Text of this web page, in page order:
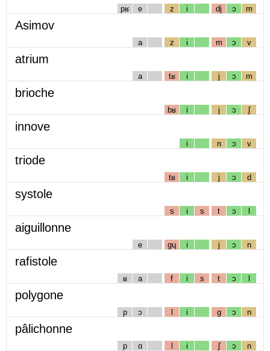
pʁ e z i dj ɔ m
Asimov
a z i m ɔ v
atrium
a tʁ i j ɔ m
brioche
bʁ i j ɔ ʃ
innove
i n ɔ v
triode
tʁ i j ɔ d
systole
s i s t ɔ l
aiguillonne
e gɥ i j ɔ n
rafistole
ʁ a f i s t ɔ l
polygone
p ɔ l i g ɔ n
pâlichonne
p ɑ l i ʃ ɔ n